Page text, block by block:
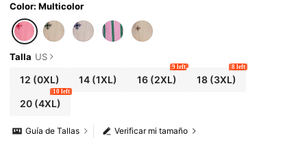
Color: Multicolor
Talla US
12 (0XL) 14 (1XL) 16(2XL)
9 left
18(3XL)
8 left
20(4XL)
10 left
Verificar mi tamaño
Guía de Tallas